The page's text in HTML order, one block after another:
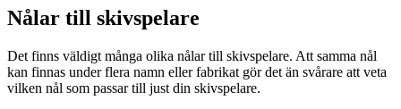
Nålar till skivspelare
Det finns väldigt många olika nålar till skivspelare. Att samma nål
kan finnas under flera namn eller fabrikat gör det än svårare att veta
vilken nål som passar till just din skivspelare.